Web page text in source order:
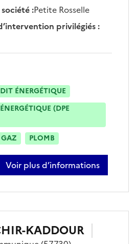
:Petite Rosselle
privilégiés:
ÉNERGÉTIQUE
(DPE
GAZ PLOMB
Voir plus d’informations
sur matthieu knopp
KADDOUR